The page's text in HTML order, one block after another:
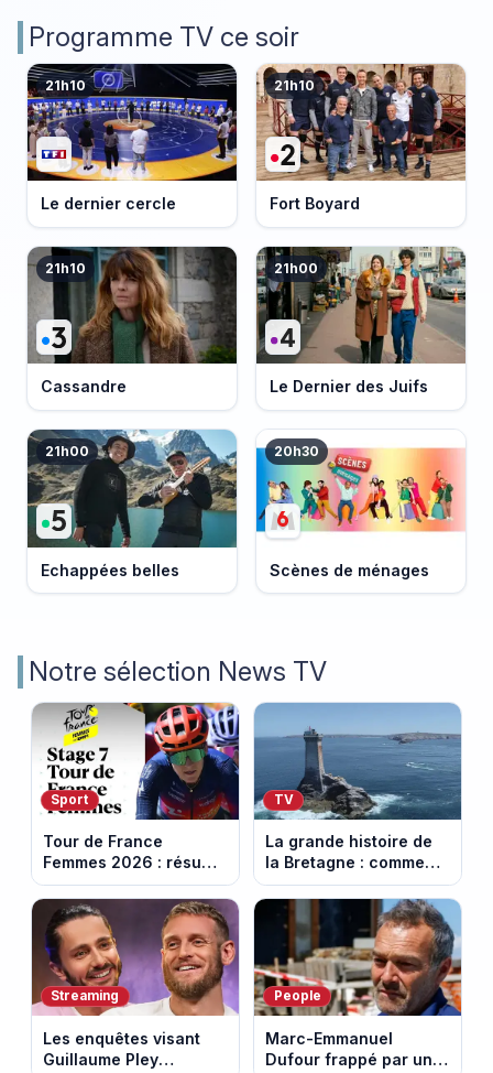
Programme TV ce soir
21h10
Le dernier cercle
21h10
Fort Boyard
21h10
Cassandre
21h00
Le Dernier des Juifs
21h00
Echappées belles
20h30
Scènes de ménages
Notre sélection News TV
Sport
Tour de France
Femmes 2026 : résumé
vidéo de la 7e étape
avec l'ascension du
Mont Ventoux
TV
La grande histoire de
la Bretagne : comment
les Bretons ont
défendu leur culture
au fil des décennies
Streaming
Les enquêtes visant
Guillaume Pley
People
Marc-Emmanuel
Dufour frappé par un